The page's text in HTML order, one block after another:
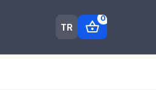
TR shopping_basket
0